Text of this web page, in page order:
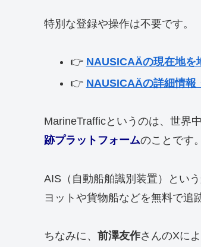
特別な登録や操作は不要です。
👉 NAUSICAÄの現在地を
👉 NAUSICAÄの詳細情報
MarineTrafficというのは、世界
跡プラットフォームのことです。
AIS（自動船舶識別装置）とい
ヨットや貨物船などを無料で追
ちなみに、 前澤友作さんのXに